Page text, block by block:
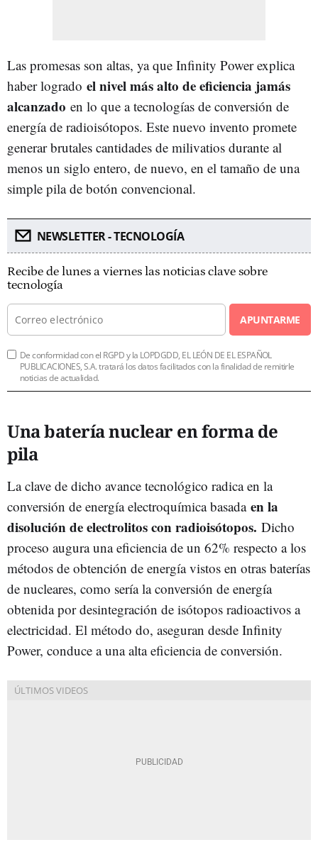
Las promesas son altas, ya que Infinity Power explica
haber logrado el nivel más alto de eficiencia jamás
alcanzado en lo que a tecnologías de conversión de
energía de radioisótopos. Este nuevo invento promete
generar brutales cantidades de milivatios durante al
menos un siglo entero, de nuevo, en el tamaño de una
simple pila de botón convencional.
NEWSLETTER - TECNOLOGÍA
Recibe de lunes a viernes las noticias clave sobre
tecnología
APUNTARME
De conformidad con el RGPD y la LOPDGDD, EL LEÓN DE EL ESPAÑOL
PUBLICACIONES, S.A. tratará los datos facilitados con la finalidad de remitirle
noticias de actualidad.
Una batería nuclear en forma de
pila
La clave de dicho avance tecnológico radica en la
conversión de energía electroquímica basada en la
disolución de electrolitos con radioisótopos. Dicho
proceso augura una eficiencia de un 62% respecto a los
métodos de obtención de energía vistos en otras baterías
de nucleares, como sería la conversión de energía
obtenida por desintegración de isótopos radioactivos a
electricidad. El método do, aseguran desde Infinity
Power, conduce a una alta eficiencia de conversión.